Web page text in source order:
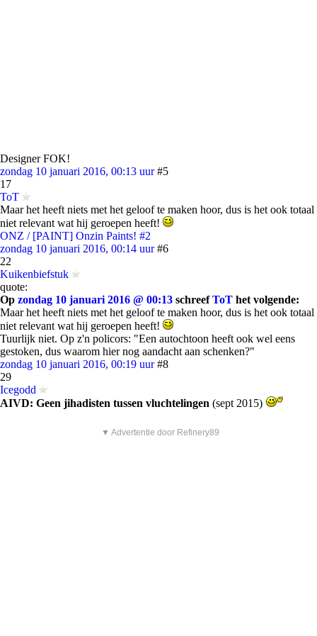
Designer FOK!
zondag 10 januari 2016, 00:13 uur #5
17
ToT
Maar het heeft niets met het geloof te maken hoor, dus is het ook totaal
niet relevant wat hij geroepen heeft!
ONZ / [PAINT] Onzin Paints! #2
zondag 10 januari 2016, 00:14 uur #6
22
Kuikenbiefstuk
quote:
Op zondag 10 januari 2016 @ 00:13 schreefToT het volgende:
Maar het heeft niets met het geloof te maken hoor, dus is het ook totaal
niet relevant wat hij geroepen heeft!
Tuurlijk niet. Op z'n policors: "Een autochtoon heeft ook wel eens
gestoken, dus waarom hier nog aandacht aan schenken?"
zondag 10 januari 2016, 00:19 uur #8
29
Icegodd
AIVD: Geen jihadisten tussen vluchtelingen (sept 2015)
▼ Advertentie door Refinery89